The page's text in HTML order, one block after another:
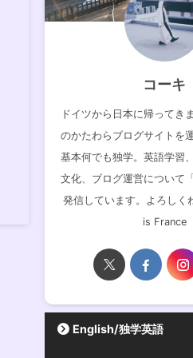
コーキ
ドイツから日本に帰ってき
のかたわらブログサイトを
基本何でも独学。英語学習
文化、ブログ運営について
発信しています。よろし
is France
English/独学英語